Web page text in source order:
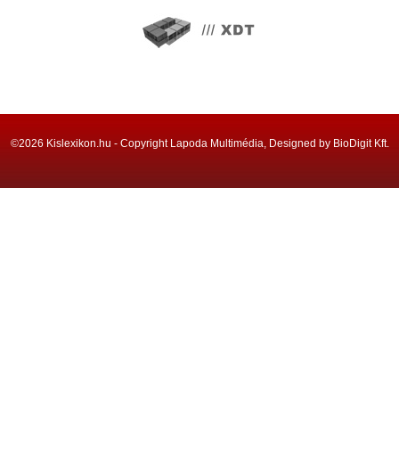
©2026 Kislexikon.hu - Copyright Lapoda Multimédia, Designed by BioDigit Kft.